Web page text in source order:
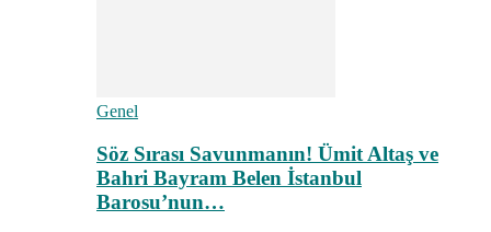
Genel
Söz Sırası Savunmanın! Ümit Altaş ve
Bahri Bayram Belen İstanbul
Barosu’nun…